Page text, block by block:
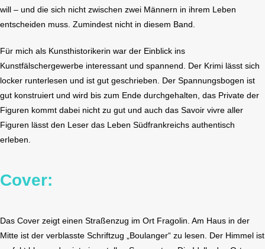
will – und die sich nicht zwischen zwei Männern in ihrem Leben
entscheiden muss. Zumindest nicht in diesem Band.
Für mich als Kunsthistorikerin war der Einblick ins
Kunstfälschergewerbe interessant und spannend. Der Krimi lässt sich
locker runterlesen und ist gut geschrieben. Der Spannungsbogen ist
gut konstruiert und wird bis zum Ende durchgehalten, das Private der
Figuren kommt dabei nicht zu gut und auch das Savoir vivre aller
Figuren lässt den Leser das Leben Südfrankreichs authentisch
erleben.
Cover:
Das Cover zeigt einen Straßenzug im Ort Fragolin. Am Haus in der
Mitte ist der verblasste Schriftzug „Boulanger“ zu lesen. Der Himmel ist